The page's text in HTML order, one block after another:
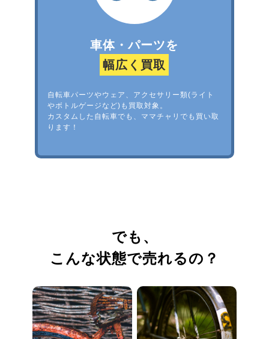
車体・パーツを
幅広く買取
自転車パーツやウェア、アクセサリー類(ライト
やボトルゲージなど)も買取対象。
カスタムした自転車でも、ママチャリでも買い取
ります！
でも、
こんな状態で売れるの？